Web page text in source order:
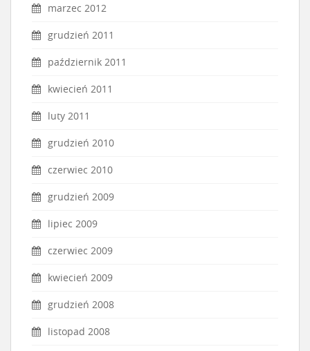
marzec 2012
grudzień 2011
październik 2011
kwiecień 2011
luty 2011
grudzień 2010
czerwiec 2010
grudzień 2009
lipiec 2009
czerwiec 2009
kwiecień 2009
grudzień 2008
listopad 2008